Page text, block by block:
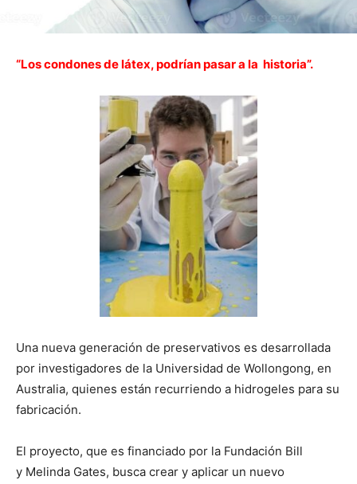
“Los condones de látex, podrían pasar a la historia”.
Una nueva generación de preservativos es desarrollada
por investigadores de la Universidad de Wollongong, en
Australia, quienes están recurriendo a hidrogeles para su
fabricación.
El proyecto, que es financiado por la Fundación Bill
y Melinda Gates, busca crear y aplicar un nuevo